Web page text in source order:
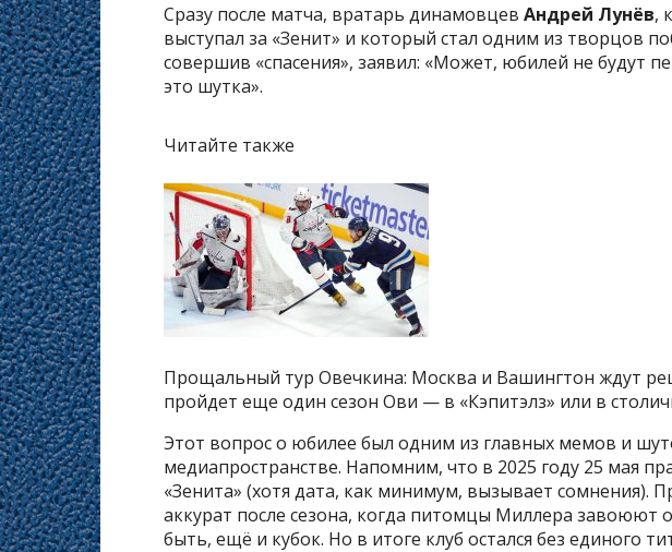
Сразу после матча, вратарь динамовцев Андрей Лунёв,
выступал за «Зенит» и который стал одним из творцов
совершив «спасения», заявил: «Может, юбилей не будут
это шутка».
Читайте также
Прощальный тур Овечкина: Москва и Вашингтон ждут
пройдет еще один сезон Ови — в «Кэпитэлз» или в
Этот вопрос о юбилее был одним из главных мемов и
медиапространстве. Напомним, что в 2025 году 25 мая
«Зенита» (хотя дата, как минимум, вызывает сомнения).
аккурат после сезона, когда питомцы Миллера завоюют
быть, ещё и кубок. Но в итоге клуб остался без единого